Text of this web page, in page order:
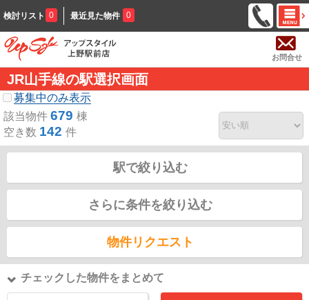
検討リスト 0 最近見た物件 0
お問合せ
JR山手線の駅選択画面
募集中のみ表示
該当物件 679 棟
空き数 142 件
駅で絞り込む
さらに条件を絞り込む
物件リクエスト
チェックした物件をまとめて